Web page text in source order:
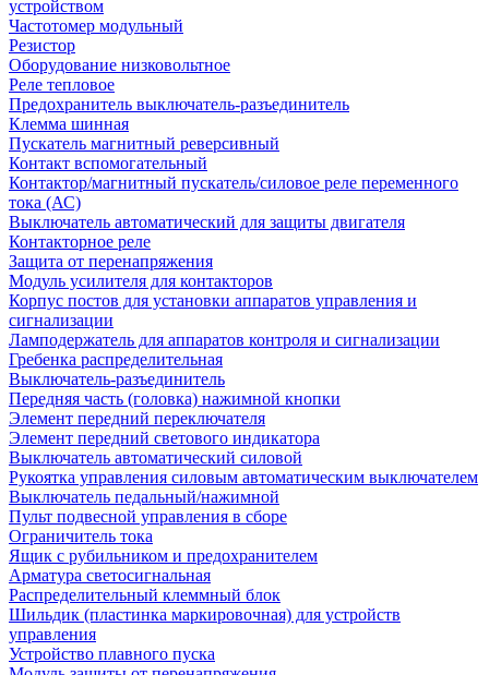
устройством
Частотомер модульный
Резистор
Оборудование низковольтное
Реле тепловое
Предохранитель выключатель-разъединитель
Клемма шинная
Пускатель магнитный реверсивный
Контакт вспомогательный
Контактор/магнитный пускатель/силовое реле переменного
тока (АС)
Выключатель автоматический для защиты двигателя
Контакторное реле
Защита от перенапряжения
Модуль усилителя для контакторов
Корпус постов для установки аппаратов управления и
сигнализации
Ламподержатель для аппаратов контроля и сигнализации
Гребенка распределительная
Выключатель-разъединитель
Передняя часть (головка) нажимной кнопки
Элемент передний переключателя
Элемент передний светового индикатора
Выключатель автоматический силовой
Рукоятка управления силовым автоматическим выключателем
Выключатель педальный/нажимной
Пульт подвесной управления в сборе
Ограничитель тока
Ящик с рубильником и предохранителем
Арматура светосигнальная
Распределительный клеммный блок
Шильдик (пластинка маркировочная) для устройств
управления
Устройство плавного пуска